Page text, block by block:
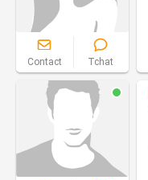
Contact Tchat